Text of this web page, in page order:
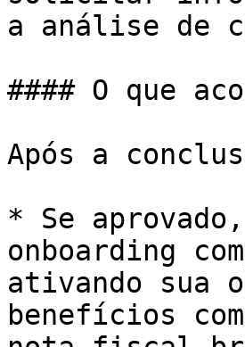
a análise de
#### O que
Após a
* Se
onboarding
ativando sua
benefícios